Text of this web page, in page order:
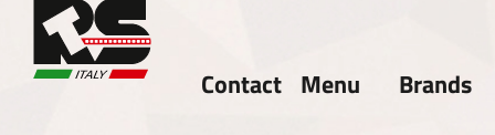
Contact Menu Brands